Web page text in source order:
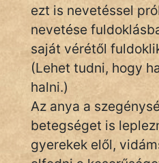
Népszerű szerzőink:
cinege
fantom
Hunor
ezt is nevetéssel
nevetése
saját vérétől
(Lehet tudni, hogy
halni.)
Az anya a
betegséget is
gyerekek elől,